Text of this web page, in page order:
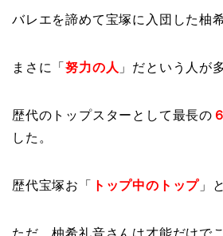
バレエを諦めて宝塚に入団した柚
まさに「努力の人 」だという人が
歴代のトップスターとして最長の
した。
歴代宝塚お「 トップ中のトップ 」
ただ、柚希礼音さんは才能だけで